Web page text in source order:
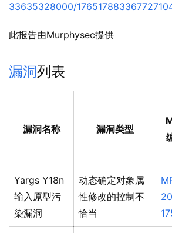
33635328000/
此报告由Murphysec提供
漏洞列表
漏洞名称 漏洞类型
Yargs Y18n
输入原型污
染漏洞
动态确定对象属
性修改的控制不
恰当